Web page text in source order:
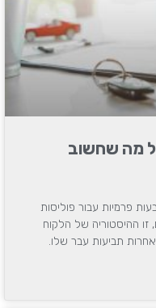
מה שחשוב
פרמיות עבור פוליסות
זו ההיסטוריה של הלקוח
תביעות עבר שלו.